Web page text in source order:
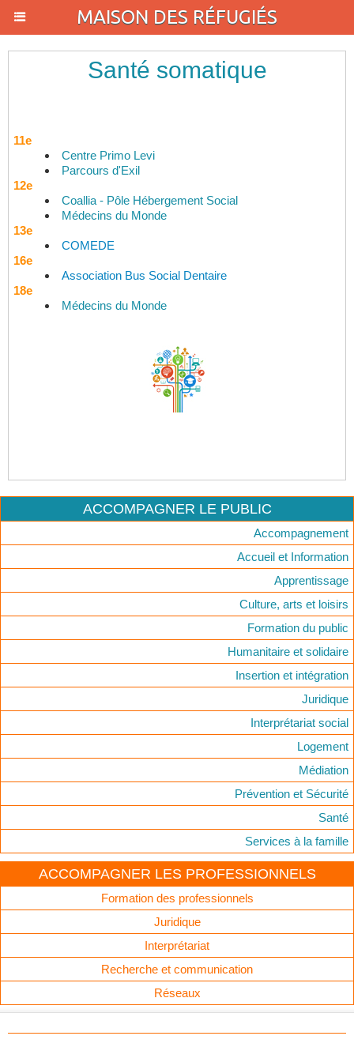
MAISON DES RÉFUGIÉS
ACCOMPAGNER LE PUBLIC
Accompagnement
Accueil et Information
Apprentissage
Culture, arts et loisirs
Formation du public
Humanitaire et solidaire
Insertion et intégration
Juridique
Interprétariat social
Logement
Médiation
Prévention et Sécurité
Santé
Services à la famille
ACCOMPAGNER LES PROFESSIONNELS
Formation des professionnels
Juridique
Interprétariat
Recherche et communication
Réseaux
Santé somatique
11e
Centre Primo Levi
Parcours d'Exil
12e
Coallia - Pôle Hébergement Social
Médecins du Monde
13e
COMEDE
16e
Association Bus Social Dentaire
18e
Médecins du Monde